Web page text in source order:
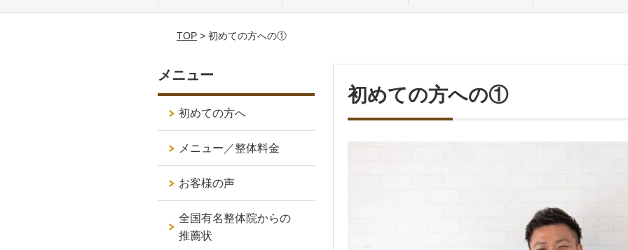
TOP> 初めての方への①
初めての方への①
メニュー
初めての方へ
メニュー／整体料金
お客様の声
全国有名整体院からの
推薦状